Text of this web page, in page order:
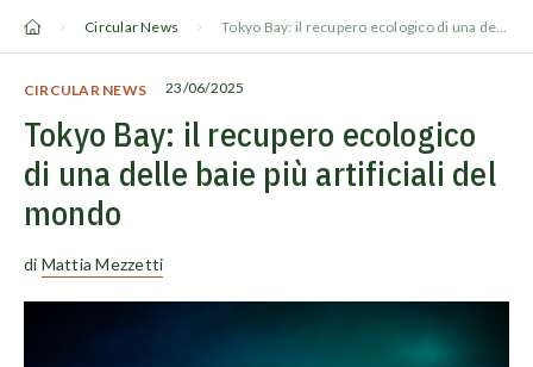
Circular News Tokyo Bay: il recupero ecologico di una delle baie più artificiali del mondo
CIRCULAR NEWS 23/06/2025
Tokyo Bay: il recupero ecologico
di una delle baie più artificiali del
mondo
di Mattia Mezzetti